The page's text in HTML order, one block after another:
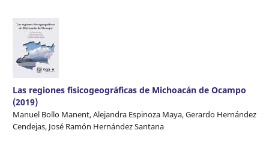
Las regiones fisicogeográficas de Michoacán de Ocampo
(2019)
Manuel Bollo Manent, Alejandra Espinoza Maya, Gerardo Hernández
Cendejas, José Ramón Hernández Santana